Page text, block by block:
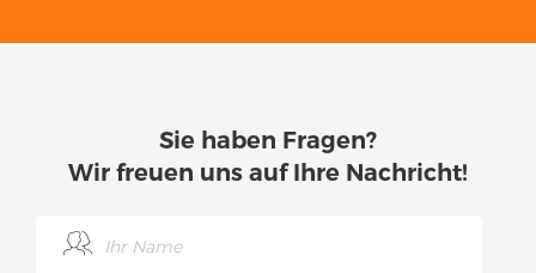
Sie haben Fragen?
Wir freuen uns auf Ihre Nachricht!